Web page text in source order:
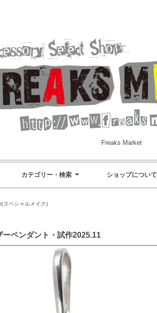
Freaks Market
カテゴリー・検索 ショップについて
スペシャルメイク)
ペンダント・試作2025.11